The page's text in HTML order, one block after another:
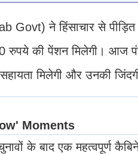
Govt) ने हिंसाचार से पीड़ित
की पेंशन मिलेगी। आज
मिलेगी और उनकी
के बाद एक महत्वपूर्ण